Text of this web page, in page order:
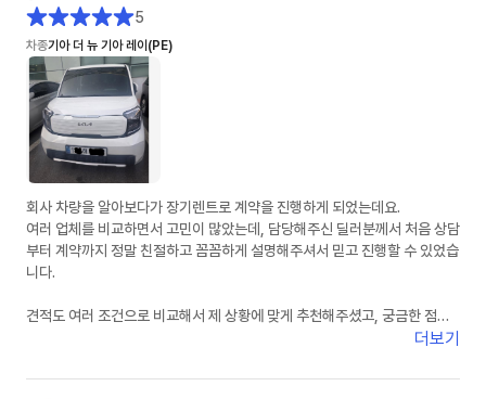
5
차종기아 더 뉴 기아 레이(PE)
회사 차량을 알아보다가 장기렌트로 계약을 진행하게 되었는데요.
여러 업체를 비교하면서 고민이 많았는데, 담당해주신 딜러분께서 처음 상담
부터 계약까지 정말 친절하고 꼼꼼하게 설명해주셔서 믿고 진행할 수 있었습
니다.
견적도 여러 조건으로 비교해서 제 상황에 맞게 추천해주셨고, 궁금한 점을
문의할 때마다 빠르게 답변해주셔서 진행 과정이 굉장히 편했습니다.
좋았습니다.
더보기